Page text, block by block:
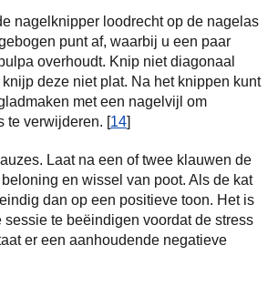
nagelknipper loodrecht op de nagelas
punt af, waarbij u een paar
overhoudt. Knip niet diagonaal
deze niet plat. Na het knippen kunt
met een nagelvijl om
te verwijderen. [14]
Laat na een of twee klauwen de
en wissel van poot. Als de kat
dan op een positieve toon. Het is
sessie te beëindigen voordat de stress
er een aanhoudende negatieve